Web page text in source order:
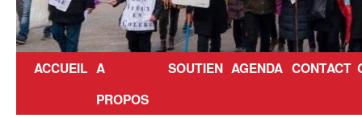
ACCUEIL A
PROPOS
SOUTIEN AGENDA CONTACT